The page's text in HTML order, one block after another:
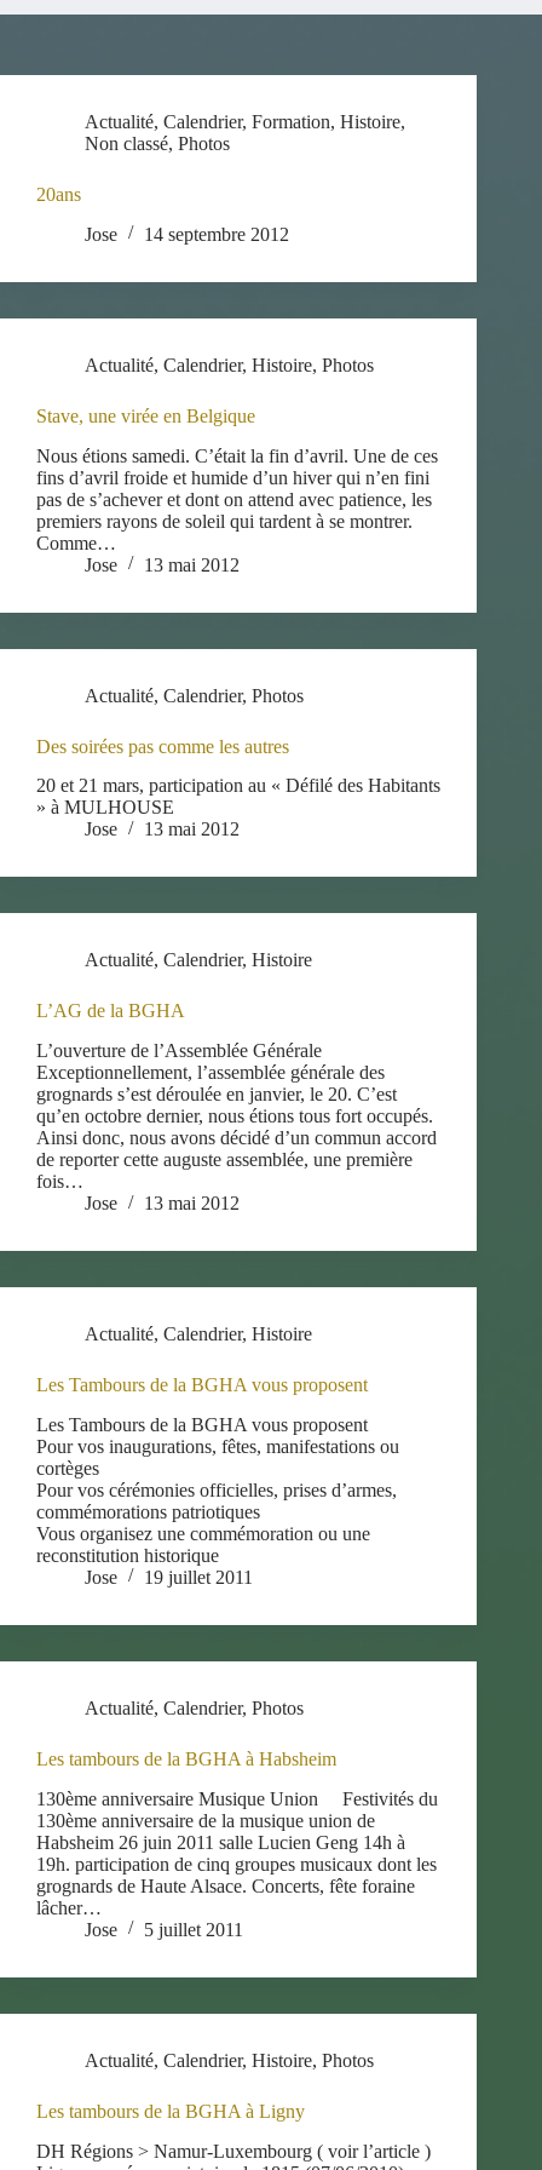
Actualité, Calendrier, Formation, Histoire,
Non classé, Photos
20ans
Jose
14 septembre 2012
Actualité, Calendrier, Histoire, Photos
Stave, une virée en Belgique
Nous étions samedi. C’était la fin d’avril. Une de ces
fins d’avril froide et humide d’un hiver qui n’en fini
pas de s’achever et dont on attend avec patience, les
premiers rayons de soleil qui tardent à se montrer.
Comme…
Jose
13 mai 2012
Actualité, Calendrier, Photos
Des soirées pas comme les autres
20 et 21 mars, participation au « Défilé des Habitants
» à MULHOUSE
Jose
13 mai 2012
Actualité, Calendrier, Histoire
L’AG de la BGHA
L’ouverture de l’Assemblée Générale
Exceptionnellement, l’assemblée générale des
grognards s’est déroulée en janvier, le 20. C’est
qu’en octobre dernier, nous étions tous fort occupés.
Ainsi donc, nous avons décidé d’un commun accord
de reporter cette auguste assemblée, une première
fois…
Jose
13 mai 2012
Actualité, Calendrier, Histoire
Les Tambours de la BGHA vous proposent
Les Tambours de la BGHA vous proposent
Pour vos inaugurations, fêtes, manifestations ou
cortèges
Pour vos cérémonies officielles, prises d’armes,
commémorations patriotiques
Vous organisez une commémoration ou une
reconstitution historique
Jose
19 juillet 2011
Actualité, Calendrier, Photos
Les tambours de la BGHA à Habsheim
130ème anniversaire Musique Union Festivités du
130ème anniversaire de la musique union de
Habsheim 26 juin 2011 salle Lucien Geng 14h à
19h. participation de cinq groupes musicaux dont les
grognards de Haute Alsace. Concerts, fête foraine
lâcher…
Jose
5 juillet 2011
Actualité, Calendrier, Histoire, Photos
Les tambours de la BGHA à Ligny
DH Régions > Namur-Luxembourg ( voir l’article )